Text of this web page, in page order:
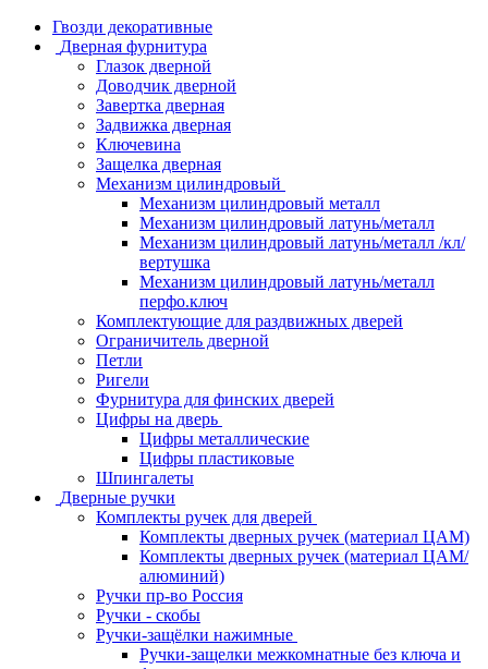
Гвозди декоративные
Дверная фурнитура
Глазок дверной
Доводчик дверной
Завертка дверная
Задвижка дверная
Ключевина
Защелка дверная
Механизм цилиндровый
Механизм цилиндровый металл
Механизм цилиндровый латунь/металл
Механизм цилиндровый латунь/металл /кл/
вертушка
Механизм цилиндровый латунь/металл
перфо.ключ
Комплектующие для раздвижных дверей
Ограничитель дверной
Петли
Ригели
Фурнитура для финских дверей
Цифры на дверь
Цифры металлические
Цифры пластиковые
Шпингалеты
Дверные ручки
Комплекты ручек для дверей
Комплекты дверных ручек (материал ЦАМ)
Комплекты дверных ручек (материал ЦАМ/
алюминий)
Ручки пр-во Россия
Ручки - скобы
Ручки-защёлки нажимные
Ручки-защелки межкомнатные без ключа и